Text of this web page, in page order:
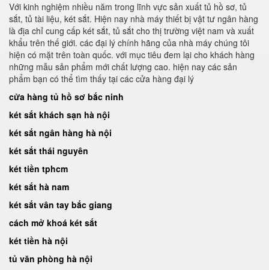
Với kinh nghiệm nhiều năm trong lĩnh vực sản xuất tủ hồ sơ, tủ
sắt, tủ tài liệu, két sắt. Hiện nay nhà máy thiết bị vật tư ngân hàng
là địa chỉ cung cấp két sắt, tủ sắt cho thị trường việt nam và xuất
khẩu trên thế giới. các đại lý chính hãng của nhà máy chúng tôi
hiện có mặt trên toàn quốc. với mục tiêu đem lại cho khách hàng
những mẫu sản phẩm mới chất lượng cao. hiện nay các sản
phẩm bạn có thể tìm thấy tại các cửa hàng đại lý
cửa hàng tủ hồ sơ bắc ninh
két sắt khách sạn hà nội
két sắt ngân hàng hà nội
két sắt thái nguyên
két tiền tphcm
két sắt hà nam
két sắt vân tay bắc giang
cách mở khoá két sắt
két tiền hà nội
tủ văn phòng hà nội